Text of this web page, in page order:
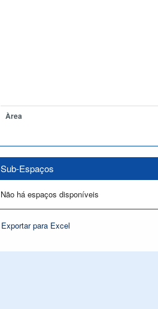
Àrea
Sub-Espaços
Não há espaços disponíveis
Exportar para Excel